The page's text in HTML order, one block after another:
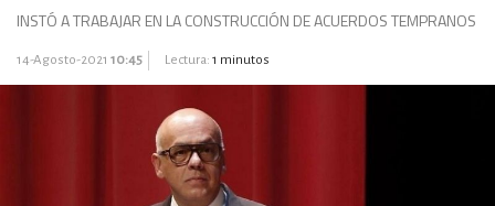
INSTÓ A TRABAJAR EN LA CONSTRUCCIÓN DE ACUERDOS TEMPRANOS
14-Agosto-2021 10:45 Lectura: 1 minutos